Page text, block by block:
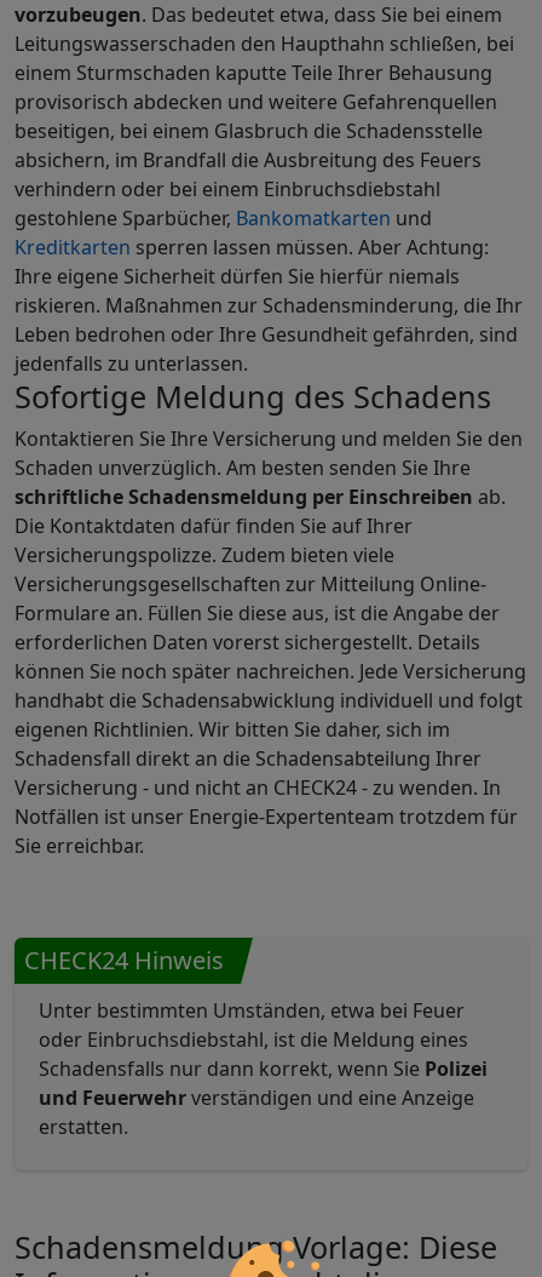
vorzubeugen. Das bedeutet etwa, dass Sie bei einem
Leitungswasserschaden den Haupthahn schließen, bei
einem Sturmschaden kaputte Teile Ihrer Behausung
provisorisch abdecken und weitere Gefahrenquellen
beseitigen, bei einem Glasbruch die Schadensstelle
absichern, im Brandfall die Ausbreitung des Feuers
verhindern oder bei einem Einbruchsdiebstahl
gestohlene Spar­bücher, Bankomatkarten und
Kreditkarten sperren lassen müssen. Aber Achtung:
Ihre eigene Sicherheit dürfen Sie hierfür niemals
riskieren. Maßnahmen zur Schadensminderung, die Ihr
Leben bedrohen oder Ihre Gesundheit gefährden, sind
jedenfalls zu unterlassen.
Sofortige Meldung des Schadens
Kontaktieren Sie Ihre Versicherung und melden Sie den
Schaden unverzüglich. Am besten senden Sie Ihre
schriftliche Schadensmeldung per Einschreiben ab.
Die Kontaktdaten dafür finden Sie auf Ihrer
Versicherungspolizze. Zudem bieten viele
Versicherungsgesellschaften zur Mitteilung Online-
Formulare an. Füllen Sie diese aus, ist die Angabe der
erforderlichen Daten vorerst sichergestellt. Details
können Sie noch später nachreichen. Jede Versicherung
handhabt die Schadensabwicklung individuell und folgt
eigenen Richtlinien. Wir bitten Sie daher, sich im
Schadensfall direkt an die Schadensabteilung Ihrer
Versicherung - und nicht an CHECK24 - zu wenden. In
Notfällen ist unser Energie-Expertenteam trotzdem für
Sie erreichbar.
CHECK24 Hinweis
Unter bestimmten Umständen, etwa bei Feuer
oder Einbruchsdiebstahl, ist die Meldung eines
Schadensfalls nur dann korrekt, wenn Sie Polizei
und Feuerwehrverständigen und eine Anzeige
erstatten.
Schadensmeldung Vorlage: Diese